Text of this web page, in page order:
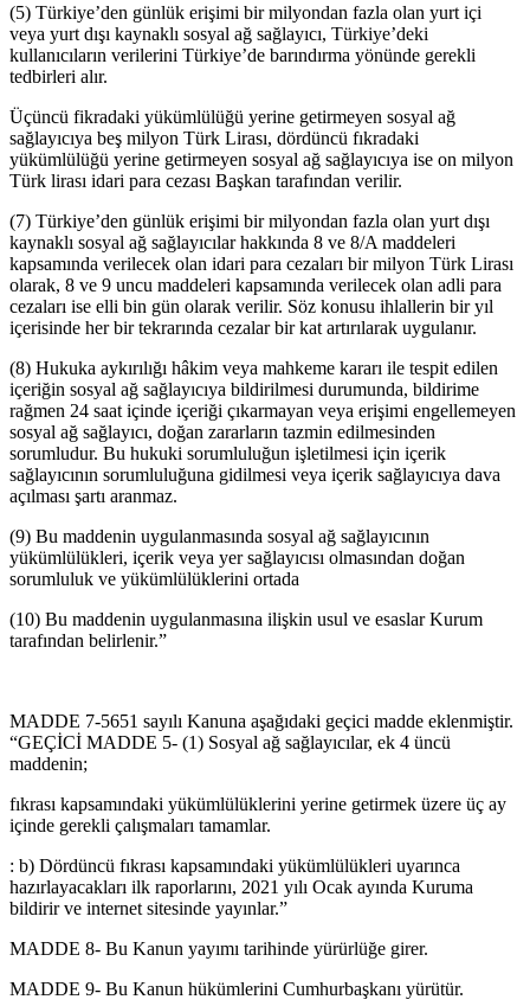
(5) Türkiye’den günlük erişimi bir milyondan fazla olan yurt içi
veya yurt dışı kaynaklı sosyal ağ sağlayıcı, Türkiye’deki
kullanıcıların verilerini Türkiye’de barındırma yönünde gerekli
tedbirleri alır.
Üçüncü fikradaki yükümlülüğü yerine getirmeyen sosyal ağ
sağlayıcıya beş milyon Türk Lirası, dördüncü fıkradaki
yükümlülüğü yerine getirmeyen sosyal ağ sağlayıcıya ise on milyon
Türk lirası idari para cezası Başkan tarafından verilir.
(7) Türkiye’den günlük erişimi bir milyondan fazla olan yurt dışı
kaynaklı sosyal ağ sağlayıcılar hakkında 8 ve 8/A maddeleri
kapsamında verilecek olan idari para cezaları bir milyon Türk Lirası
olarak, 8 ve 9 uncu maddeleri kapsamında verilecek olan adli para
cezaları ise elli bin gün olarak verilir. Söz konusu ihlallerin bir yıl
içerisinde her bir tekrarında cezalar bir kat artırılarak uygulanır.
(8) Hukuka aykırılığı hâkim veya mahkeme kararı ile tespit edilen
içeriğin sosyal ağ sağlayıcıya bildirilmesi durumunda, bildirime
rağmen 24 saat içinde içeriği çıkarmayan veya erişimi engellemeyen
sosyal ağ sağlayıcı, doğan zararların tazmin edilmesinden
sorumludur. Bu hukuki sorumluluğun işletilmesi için içerik
sağlayıcının sorumluluğuna gidilmesi veya içerik sağlayıcıya dava
açılması şartı aranmaz.
(9) Bu maddenin uygulanmasında sosyal ağ sağlayıcının
yükümlülükleri, içerik veya yer sağlayıcısı olmasından doğan
sorumluluk ve yükümlülüklerini ortada
(10) Bu maddenin uygulanmasına ilişkin usul ve esaslar Kurum
tarafından belirlenir.”
MADDE 7-5651 sayılı Kanuna aşağıdaki geçici madde eklenmiştir.
“GEÇİCİ MADDE 5- (1) Sosyal ağ sağlayıcılar, ek 4 üncü
maddenin;
fıkrası kapsamındaki yükümlülüklerini yerine getirmek üzere üç ay
içinde gerekli çalışmaları tamamlar.
: b) Dördüncü fıkrası kapsamındaki yükümlülükleri uyarınca
hazırlayacakları ilk raporlarını, 2021 yılı Ocak ayında Kuruma
bildirir ve internet sitesinde yayınlar.”
MADDE 8- Bu Kanun yayımı tarihinde yürürlüğe girer.
MADDE 9- Bu Kanun hükümlerini Cumhurbaşkanı yürütür.